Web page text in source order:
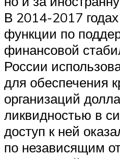
В 2014-2017
функции по
финансовой
России
для обеспечения
организаций
ликвидностью в
доступ к ней
по независящим